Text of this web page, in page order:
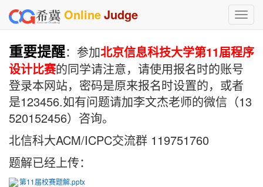
OnlineJudge
重要提醒：参加北京信息科技大学第11届程序
设计比赛的同学请注意，请使用报名时的账号
登录本网站，密码是原来报名时设置的，或者
是123456.如有问题请加李文杰老师的微信（13
520152456）咨询。
北信科大ACM/ICPC交流群 119751760
题解已经上传：
第11届校赛题解.pptx